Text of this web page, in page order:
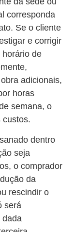
corresponda
Se o cliente
e corrigir
de
adicionais,
horas
semana, o
custos.
dentro
seja
o comprador
da
rescindir o
será